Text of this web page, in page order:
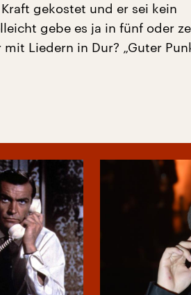
gekostet und er sei kein
gebe es ja in fünf oder
Liedern in Dur? „Guter